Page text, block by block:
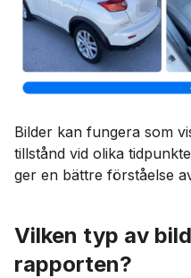
Bilder kan fungera som
tillstånd vid olika
ger en bättre förståelse
Vilken typ av
rapporten?